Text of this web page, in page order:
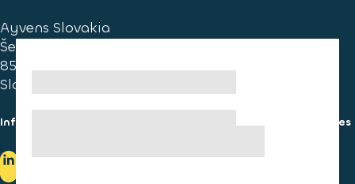
Ayvens Slovakia
Ševčenkova 34
851 01 Bratislava
Slovakia
Informácie pre spotrebiteľa Informácie o používaní cookies